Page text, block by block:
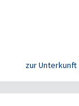
zur Unterkunft